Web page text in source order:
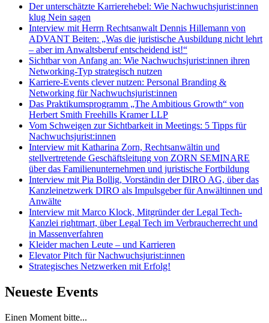
Der unterschätzte Karrierehebel: Wie Nachwuchsjurist:innen
klug Nein sagen
Interview mit Herrn Rechtsanwalt Dennis Hillemann von
ADVANT Beiten: „Was die juristische Ausbildung nicht lehrt
– aber im Anwaltsberuf entscheidend ist!“
Sichtbar von Anfang an: Wie Nachwuchsjurist:innen ihren
Networking-Typ strategisch nutzen
Karriere-Events clever nutzen: Personal Branding &
Networking für Nachwuchsjurist:innen
Das Praktikumsprogramm „The Ambitious Growth“ von
Herbert Smith Freehills Kramer LLP
Vom Schweigen zur Sichtbarkeit in Meetings: 5 Tipps für
Nachwuchsjurist:innen
Interview mit Katharina Zorn, Rechtsanwältin und
stellvertretende Geschäftsleitung von ZORN SEMINARE
über das Familienunternehmen und juristische Fortbildung
Interview mit Pia Bollig, Vorständin der DIRO AG, über das
Kanzleinetzwerk DIRO als Impulsgeber für Anwältinnen und
Anwälte
Interview mit Marco Klock, Mitgründer der Legal Tech-
Kanzlei rightmart, über Legal Tech im Verbraucherrecht und
in Massenverfahren
Kleider machen Leute – und Karrieren
Elevator Pitch für Nachwuchsjurist:innen
Strategisches Netzwerken mit Erfolg!
Neueste Events
Einen Moment bitte...